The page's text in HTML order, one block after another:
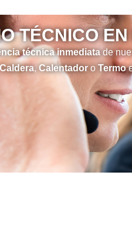
TÉCNICO
técnica inmediatade
Caldera, Calentadoro Termo